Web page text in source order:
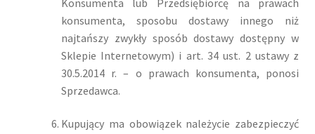
konsumenta, sposobu dostawy innego niż
najtańszy zwykły sposób dostawy dostępny w
Sklepie Internetowym) i art. 34 ust. 2 ustawy z
30.5.2014 r. – o prawach konsumenta, ponosi
Sprzedawca.
Kupujący ma obowiązek należycie zabezpieczyć